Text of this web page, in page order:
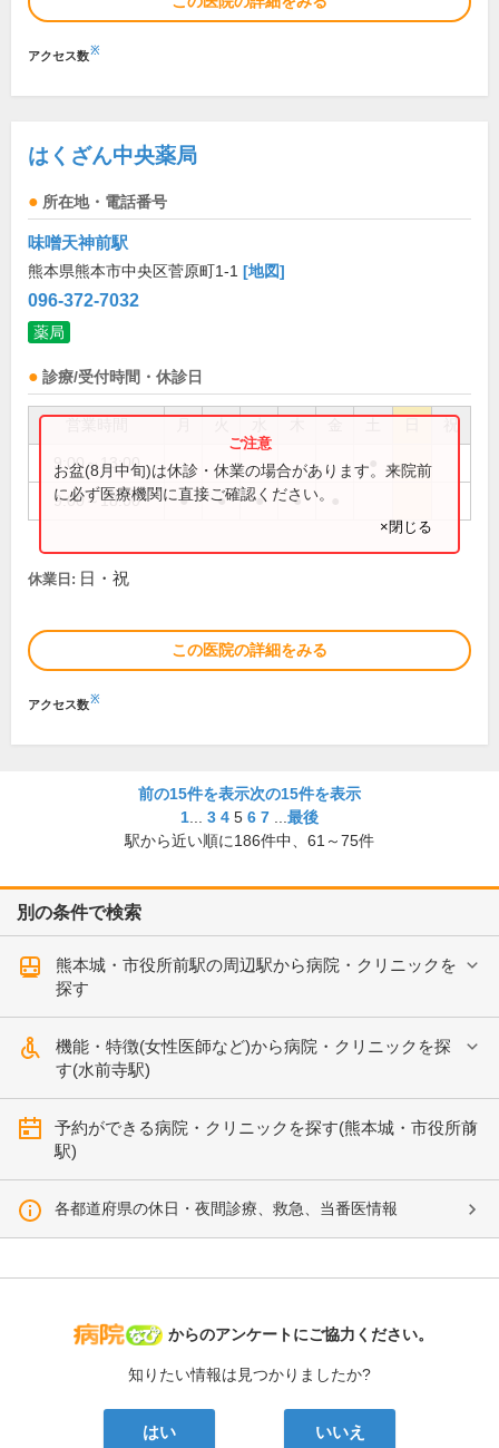
アクセス数※
はくざん中央薬局
所在地・電話番号
味噌天神前駅
熊本県熊本市中央区菅原町1-1 [地図]
096-372-7032
薬局
診療/受付時間・休診日
祝
9:00～13:00
9:00～18:00 ● ● ● ●
お盆(8月中旬)は休診・休業の場合があります。来院前
に必ず医療機関に直接ご確認ください。
×閉じる
休業日: 日・祝
この医院の詳細をみる
アクセス数※
前の15件を表示次の15件を表示
1
3 4 5 6 7
最後
駅から近い順に186件中、 61～75件
別の条件で検索
熊本城・市役所前駅の周辺駅から病院・クリニックを
探す
機能・特徴(女性医師など)から病院・クリニックを探
す(水前寺駅)
予約ができる病院・クリニックを探す(熊本城・市役所前
駅)
各都道府県の休日・夜間診療、救急、当番医情報
病院なび
からのアンケートにご協力ください。
知りたい情報は見つかりましたか?
はい いいえ